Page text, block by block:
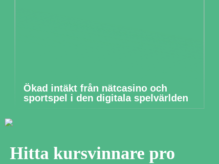
Ökad intäkt från nätcasino och
sportspel i den digitala spelvärlden
Hitta kursvinnare pro